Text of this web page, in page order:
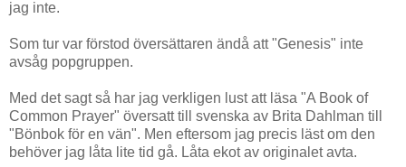
jag inte.
Som tur var förstod översättaren ändå att "Genesis" inte
avsåg popgruppen.
Med det sagt så har jag verkligen lust att läsa "A Book of
Common Prayer" översatt till svenska av Brita Dahlman till
"Bönbok för en vän". Men eftersom jag precis läst om den
behöver jag låta lite tid gå. Låta ekot av originalet avta.